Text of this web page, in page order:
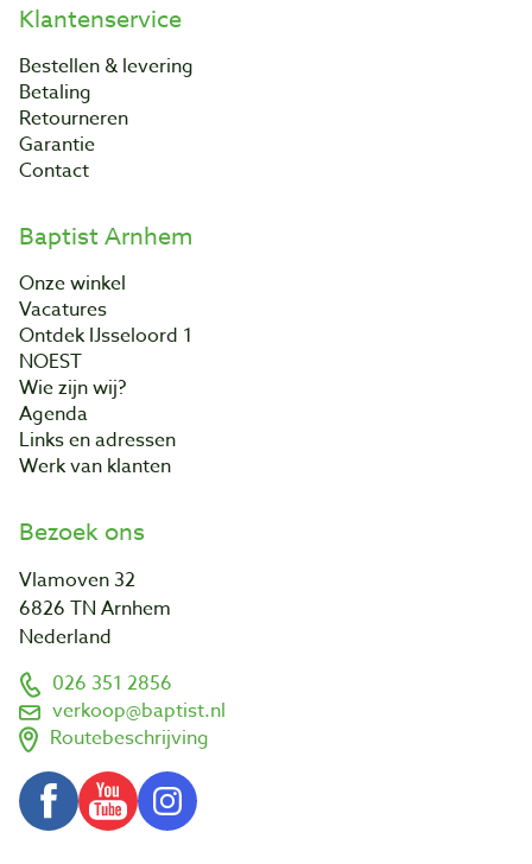
Klantenservice
Bestellen & levering
Betaling
Retourneren
Garantie
Contact
Baptist Arnhem
Onze winkel
Vacatures
Ontdek IJsseloord 1
NOEST
Wie zijn wij?
Agenda
Links en adressen
Werk van klanten
Bezoek ons
Vlamoven 32
6826 TN Arnhem
Nederland
026 351 2856
verkoop@baptist.nl
Routebeschrijving